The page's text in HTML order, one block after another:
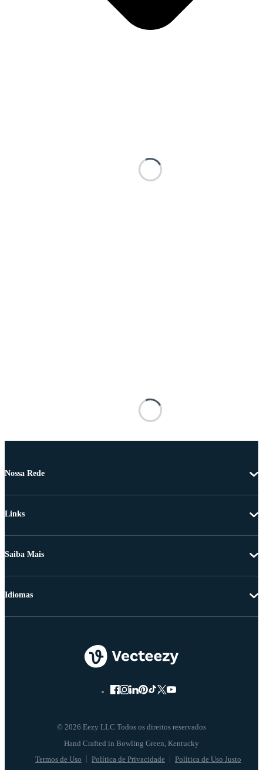
Nossa Rede
Links
Saiba Mais
© 2026 Eezy LLC Todos os direitos reservados
Termos de Uso Política de Privacidade Política de Uso Justo
Idiomas